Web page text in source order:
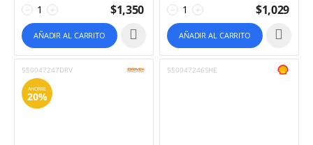
+
− $1,350
AÑADIR AL CARRITO
+
− $1,029
AÑADIR AL CARRITO
550047247DRV
AHORRE
20%
550047246SHE